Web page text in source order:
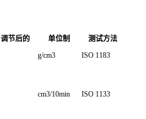
调节后的 单位制
测试方法
g/cm3
ISO 1183
cm3/10min ISO 1133